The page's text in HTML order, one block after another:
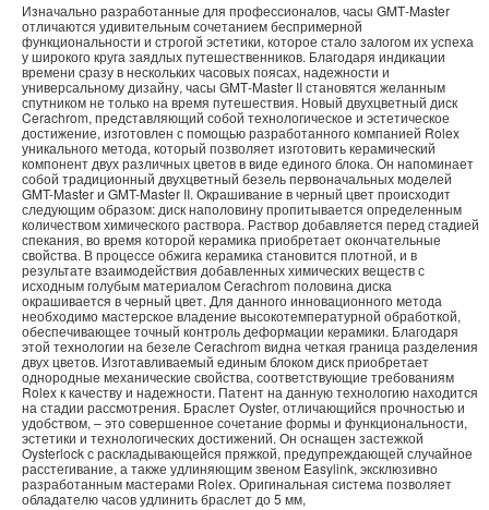
Изначально разработанные для профессионалов, часы GMT‑Master
отличаются удивительным сочетанием беспримерной
функциональности и строгой эстетики, которое стало залогом их успеха
у широкого круга заядлых путешественников. Благодаря индикации
времени сразу в нескольких часовых поясах, надежности и
универсальному дизайну, часы GMT‑Master II становятся желанным
спутником не только на время путешествия. Новый двухцветный диск
Cerachrom, представляющий собой технологическое и эстетическое
достижение, изготовлен с помощью разработанного компанией Rolex
уникального метода, который позволяет изготовить керамический
компонент двух различных цветов в виде единого блока. Он напоминает
собой традиционный двухцветный безель первоначальных моделей
GMT-Master и GMT-Master II. Окрашивание в черный цвет происходит
следующим образом: диск наполовину пропитывается определенным
количеством химического раствора. Раствор добавляется перед стадией
спекания, во время которой керамика приобретает окончательные
свойства. В процессе обжига керамика становится плотной, и в
результате взаимодействия добавленных химических веществ с
исходным голубым материалом Cerachrom половина диска
окрашивается в черный цвет. Для данного инновационного метода
необходимо мастерское владение высокотемпературной обработкой,
обеспечивающее точный контроль деформации керамики. Благодаря
этой технологии на безеле Cerachrom видна четкая граница разделения
двух цветов. Изготавливаемый единым блоком диск приобретает
однородные механические свойства, соответствующие требованиям
Rolex к качеству и надежности. Патент на данную технологию находится
на стадии рассмотрения. Браслет Oyster, отличающийся прочностью и
удобством, – это совершенное сочетание формы и функциональности,
эстетики и технологических достижений. Он оснащен застежкой
Oysterlock с раскладывающейся пряжкой, предупреждающей случайное
расстегивание, а также удлиняющим звеном Easylink, эксклюзивно
разработанным мастерами Rolex. Оригинальная система позволяет
обладателю часов удлинить браслет до 5 мм,